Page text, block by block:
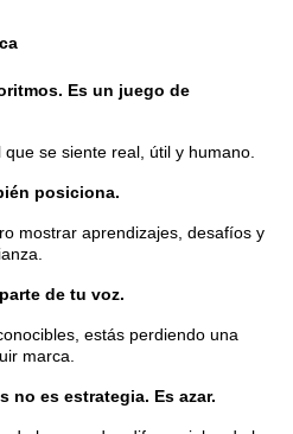
Es un juego de
se siente real, útil y humano.
posiciona.
mostrar aprendizajes, desafíos y
de tu voz.
estás perdiendo una
marca.
no es estrategia. Es azar.